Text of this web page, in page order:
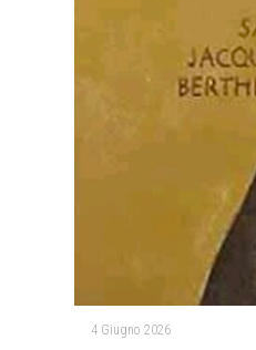
4 Giugno 2026